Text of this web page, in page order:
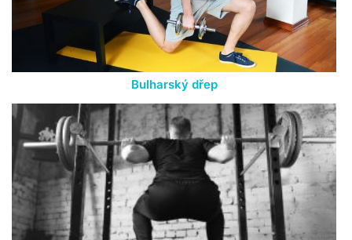
Bulharský dřep